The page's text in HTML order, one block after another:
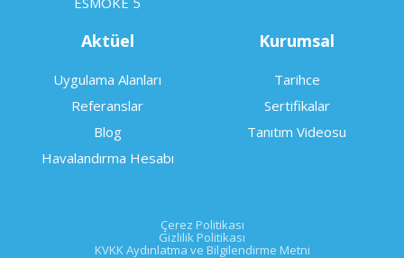
Aktüel
Uygulama Alanları
Referanslar
Blog
Havalandırma Hesabı
Kurumsal
Tarihce
Sertifikalar
Tanıtım Videosu
Çerez Politikası
Gizlilik Politikası
KVKK Aydınlatma ve Bilgilendirme Metni